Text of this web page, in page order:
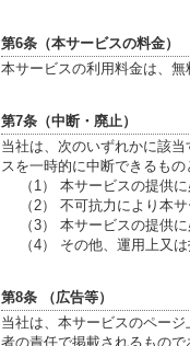
第6条（本サービスの料金）
本サービスの利用料金は、無
第7条（中断・廃止）
当社は、次のいずれかに該
スを一時的に中断できるもの
（1） 本サービスの提供
（2） 不可抗力により本
（3） 本サービスの提供
（4） その他、運用上又
第8条 （広告等）
当社は、本サービスのペー
者の責任で掲載されるもの